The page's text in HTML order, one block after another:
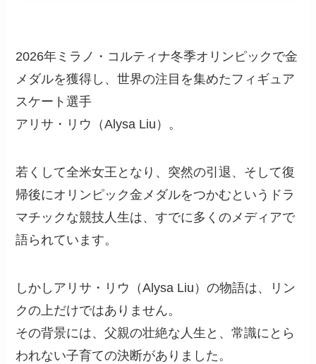
2026年ミラノ・コルティナ冬季オリンピックで金
メダルを獲得し、世界の注目を集めたフィギュア
スケート選手
アリサ・リウ（Alysa Liu）。
若くして全米女王となり、突然の引退、そして復
帰後にオリンピック金メダルをつかむというドラ
マチックな競技人生は、すでに多くのメディアで
語られています。
しかしアリサ・リウ（Alysa Liu）の物語は、リン
クの上だけではありません。
その背景には、父親の壮絶な人生と、常識にとら
われない子育ての決断がありました。